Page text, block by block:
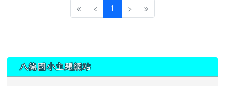
« ‹ 1 (current)
› »
八德國小主題網站